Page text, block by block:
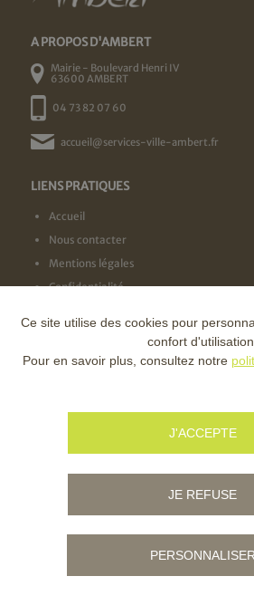
A PROPOS D'AMBERT
Mairie - Boulevard Henri IV
63600 AMBERT
04 73 82 07 60
accueil@services-ville-ambert.fr
LIENS PRATIQUES
Accueil
Nous contacter
Mentions légales
Confidentialité
NOS LABELS
Ce site utilise des cookies pour
confort d'utilisation.
Pour en savoir plus, consultez notre
J'ACCEPTE
JE REFUSE
PERSONNALISER